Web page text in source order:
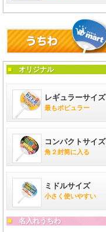
■オリジナル
レギュラーサイズ
最もポピュラー
コンパクトサイズ
角２封筒に入る
ミドルサイズ
小さく使いやすい
■名入れうちわ